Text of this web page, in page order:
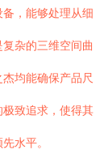
，能够处理从细
杂的三维空间曲
均能确保产品尺
致追求，使得其
水平。